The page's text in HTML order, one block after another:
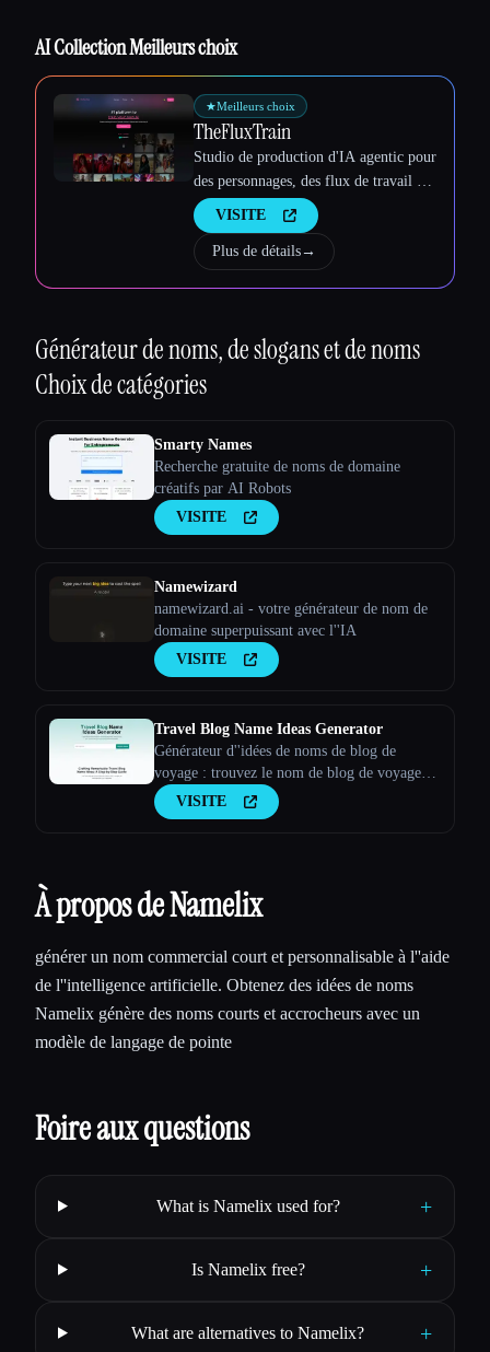
AI Collection Meilleurs choix
★Meilleurs choix
TheFluxTrain
Studio de production d'IA agentic pour
des personnages, des flux de travail et
des vidéos cohérents
VISITE
Plus de détails→
Générateur de noms, de slogans et de noms
Choix de catégories
Smarty Names
Recherche gratuite de noms de domaine
créatifs par AI Robots
VISITE
Namewizard
namewizard.ai - votre générateur de nom de
domaine superpuissant avec l''IA
VISITE
Travel Blog Name Ideas Generator
Générateur d''idées de noms de blog de
voyage : trouvez le nom de blog de voyage
parfait !
VISITE
À propos de Namelix
générer un nom commercial court et personnalisable à l''aide
de l''intelligence artificielle. Obtenez des idées de noms
Namelix génère des noms courts et accrocheurs avec un
modèle de langage de pointe
Foire aux questions
What is Namelix used for? +
Is Namelix free? +
What are alternatives to Namelix? +